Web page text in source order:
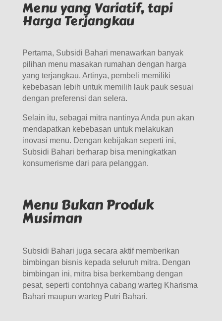
Menu yang Variatif, tapi
Harga Terjangkau
Pertama, Subsidi Bahari menawarkan banyak
pilihan menu masakan rumahan dengan harga
yang terjangkau. Artinya, pembeli memiliki
kebebasan lebih untuk memilih lauk pauk sesuai
dengan preferensi dan selera.
Selain itu, sebagai mitra nantinya Anda pun akan
mendapatkan kebebasan untuk melakukan
inovasi menu. Dengan kebijakan seperti ini,
Subsidi Bahari berharap bisa meningkatkan
konsumerisme dari para pelanggan.
Menu Bukan Produk
Musiman
Subsidi Bahari juga secara aktif memberikan
bimbingan bisnis kepada seluruh mitra. Dengan
bimbingan ini, mitra bisa berkembang dengan
pesat, seperti contohnya cabang warteg Kharisma
Bahari maupun warteg Putri Bahari.